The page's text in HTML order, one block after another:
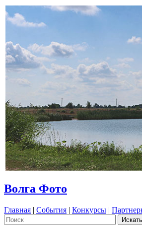
Волга Фото
Главная | События | Конкурсы |